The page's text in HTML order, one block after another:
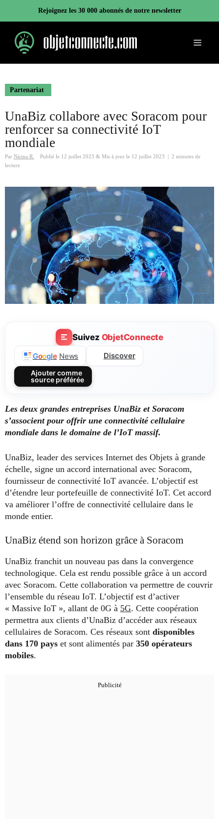
contenu
Rejoignez les 30 000 abonnés de notre newsletter
Menu
Partenariat
UnaBiz collabore avec Soracom pour
renforcer sa connectivité IoT
mondiale
Par Nirina R. Publié le 12 juillet 2023 & Mis à jour le 12 juillet 2023
2 minutes de
lecture
Suivez ObjetConnecte
Google News Discover
Ajouter comme
source préférée
Les deux grandes entreprises UnaBiz et Soracom
s’associent pour offrir une connectivité cellulaire
mondiale dans le domaine de l’IoT massif.
UnaBiz, leader des services Internet des Objets à grande
échelle, signe un accord international avec Soracom,
fournisseur de connectivité IoT avancée. L’objectif est
d’étendre leur portefeuille de connectivité IoT. Cet accord
va améliorer l’offre de connectivité cellulaire dans le
monde entier.
UnaBiz étend son horizon grâce à Soracom
UnaBiz franchit un nouveau pas dans la convergence
technologique. Cela est rendu possible grâce à un accord
avec Soracom. Cette collaboration va permettre de couvrir
l’ensemble du réseau IoT. L’objectif est d’activer
« Massive IoT », allant de 0G à 5G. Cette coopération
permettra aux clients d’UnaBiz d’accéder aux réseaux
cellulaires de Soracom. Ces réseaux sont disponibles
dans 170 pays et sont alimentés par 350 opérateurs
mobiles.